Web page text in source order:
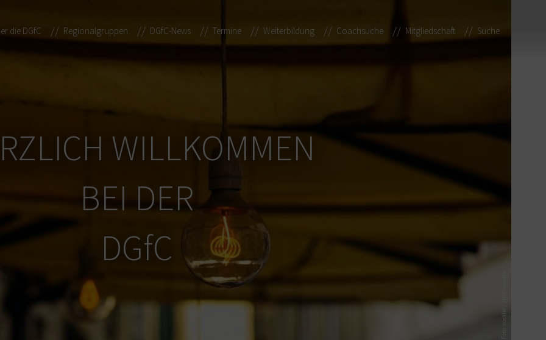
die DGfC Regionalgruppen DGfC-News Termine Weiterbildung Coachsuche Mitgliedschaft Suche
WILLKOMMEN
BEI DER
DGfC
Foto: coralie / photocase.de